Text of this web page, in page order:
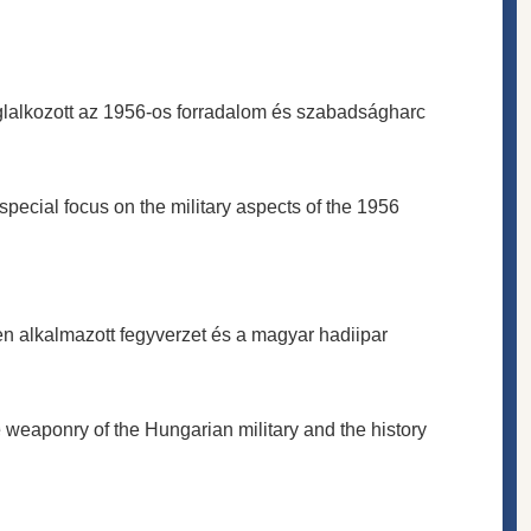
az 1956-os forradalom és szabadságharc
focus on the military aspects of the 1956
alkalmazott fegyverzet és a magyar hadiipar
of the Hungarian military and the history